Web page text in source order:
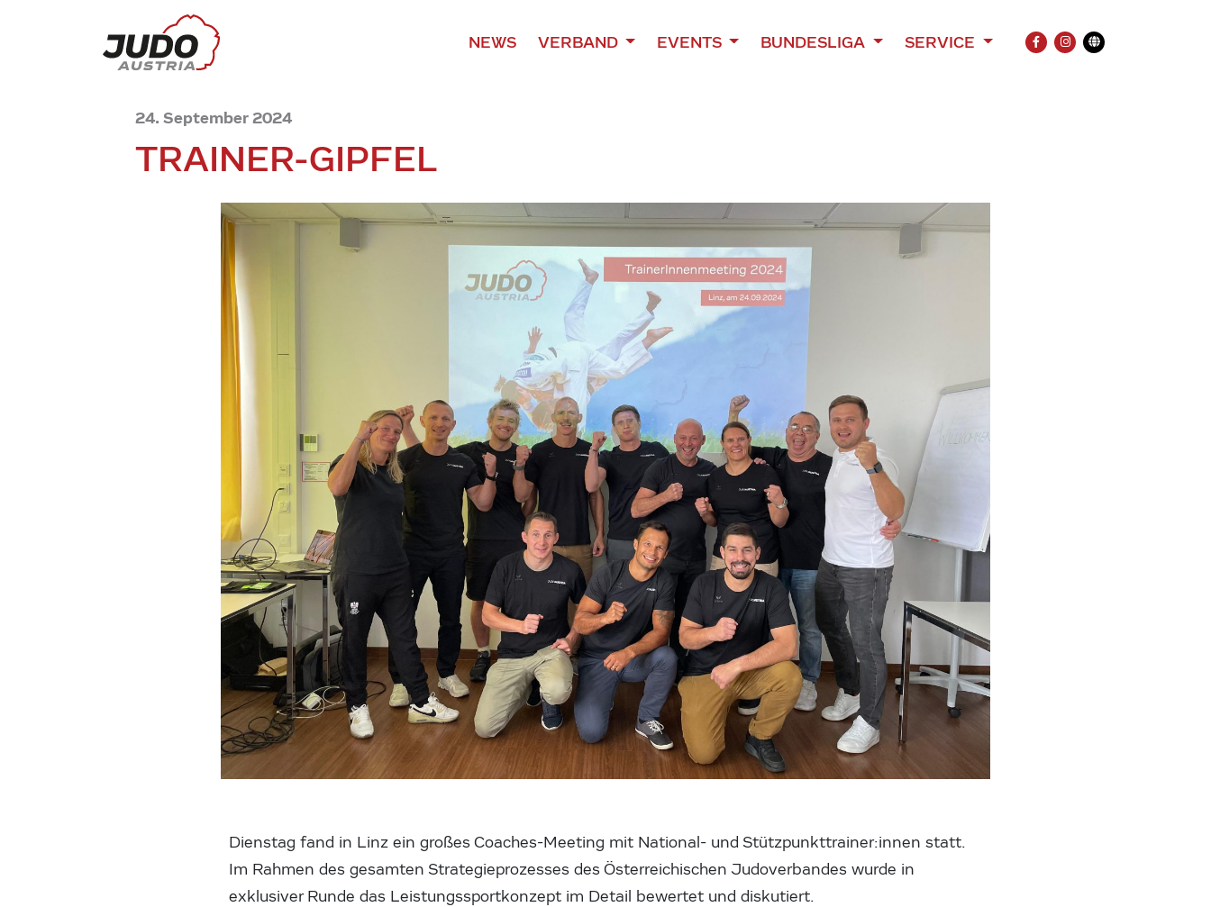
NEWS VERBAND EVENTS BUNDESLIGA SERVICE
FACEBOOK
INSTAGRAM
Übersetzung
24. September 2024
TRAINER-GIPFEL
Dienstag fand in Linz ein großes Coaches-Meeting mit National- und Stützpunkttrainer:innen statt.
Im Rahmen des gesamten Strategieprozesses des Österreichischen Judoverbandes wurde in
exklusiver Runde das Leistungssportkonzept im Detail bewertet und diskutiert.